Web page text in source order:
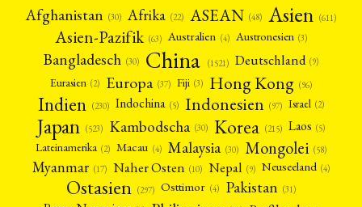
Afghanistan (30) Afrika (22) ASEAN (48) Asien (611)
Asien-Pazifik (63) Australien (4) Austronesien (3)
Bangladesch (30) China (1521) Deutschland (9)
Eurasien (2) Europa (37) Fiji (3) Hong Kong (96)
Indien (230) Indochina (5) Indonesien (97) Israel (2)
Japan (523) Kambodscha (30) Korea (215) Laos (5)
Lateinamerika (2) Macau (4) Malaysia (30) Mongolei (58)
Myanmar (17) Naher Osten (10) Nepal (9) Neuseeland (4)
Ostasien (297) Osttimor (4) Pakistan (31)